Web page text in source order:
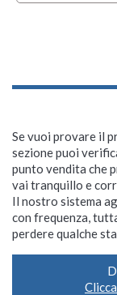
Neumann KMS
Al momento non
disponibile
Spedizione
Se vuoi provare il
sezione puoi
punto vendita che
vai tranquillo e
Il nostro sistema
con frequenza,
perdere qualche